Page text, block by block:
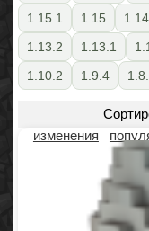
1.15.1
1.15
1.13.2
1.13.1
1.10.2
1.9.4
изменения